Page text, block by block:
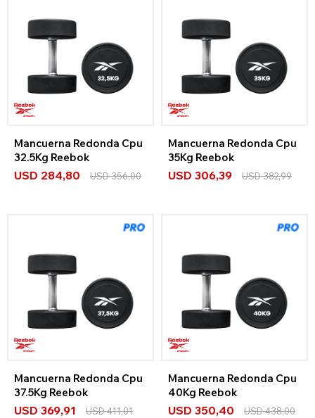
Mancuerna Redonda Cpu
32.5Kg Reebok
USD 284,80 USD356,00
Mancuerna Redonda Cpu
35Kg Reebok
USD 306,39 USD382,99
Mancuerna Redonda Cpu
37.5Kg Reebok
USD 369,91 USD411,01
Mancuerna Redonda Cpu
40Kg Reebok
USD 350,40 USD438,00